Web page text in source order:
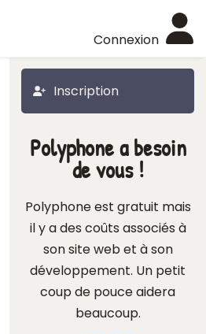
Connexion
Inscription
Polyphone a besoin
de vous !
Polyphone est gratuit mais
il y a des coûts associés à
son site web et à son
développement. Un petit
coup de pouce aidera
beaucoup.